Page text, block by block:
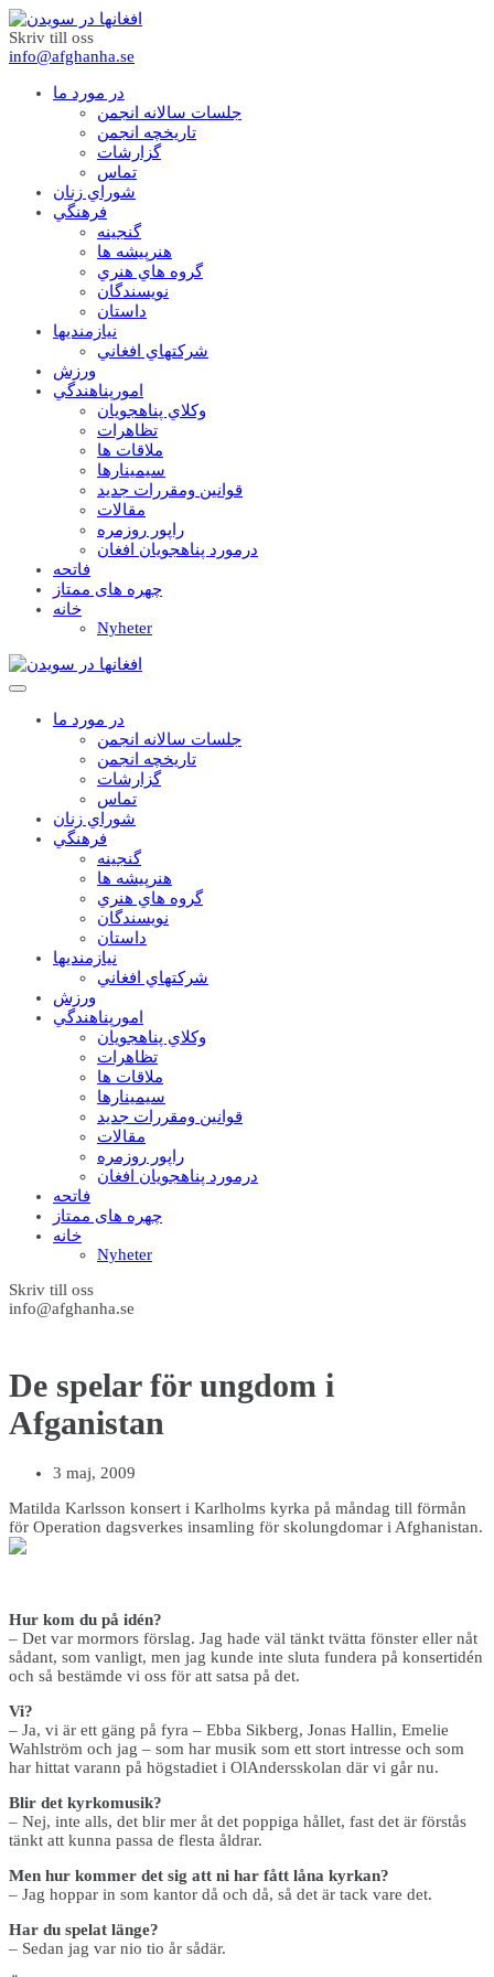
Skriv till oss
info@afghanha.se
در مورد ما
جلسات سالانه انجمن
تاریخچه انجمن
گزارشات
تماس
شوراي زنان
فرهنگي
گنجينه
هنرپيشه ها
گروه هاي هنري
نويسندگان
داستان
نيازمنديها
شرکتهاي افغاني
ورزش
امورپناهندگي
وکلاي پناهجويان
تظاهرات
ملاقات ها
سيمينارها
قوانين ومقررات جديد
مقالات
راپور روزمره
درمورد پناهجويان افغان
فاتحه
چهره های ممتاز
خانه
Nyheter
در مورد ما
جلسات سالانه انجمن
تاریخچه انجمن
گزارشات
تماس
شوراي زنان
فرهنگي
گنجينه
هنرپيشه ها
گروه هاي هنري
نويسندگان
داستان
نيازمنديها
شرکتهاي افغاني
ورزش
امورپناهندگي
وکلاي پناهجويان
تظاهرات
ملاقات ها
سيمينارها
قوانين ومقررات جديد
مقالات
راپور روزمره
درمورد پناهجويان افغان
فاتحه
چهره های ممتاز
خانه
Nyheter
Skriv till oss
info@afghanha.se
De spelar för ungdom i
Afganistan
3 maj, 2009
Matilda Karlsson konsert i Karlholms kyrka på måndag till förmån
för Operation dagsverkes insamling för skolungdomar i Afghanistan.
Hur kom du på idén?
– Det var mormors förslag. Jag hade väl tänkt tvätta fönster eller nåt
sådant, som vanligt, men jag kunde inte sluta fundera på konsertidén
och så bestämde vi oss för att satsa på det.
Vi?
– Ja, vi är ett gäng på fyra – Ebba Sikberg, Jonas Hallin, Emelie
Wahlström och jag – som har musik som ett stort intresse och som
har hittat varann på högstadiet i OlAndersskolan där vi går nu.
Blir det kyrkomusik?
– Nej, inte alls, det blir mer åt det poppiga hållet, fast det är förstås
tänkt att kunna passa de flesta åldrar.
Men hur kommer det sig att ni har fått låna kyrkan?
– Jag hoppar in som kantor då och då, så det är tack vare det.
Har du spelat länge?
– Sedan jag var nio tio år sådär.